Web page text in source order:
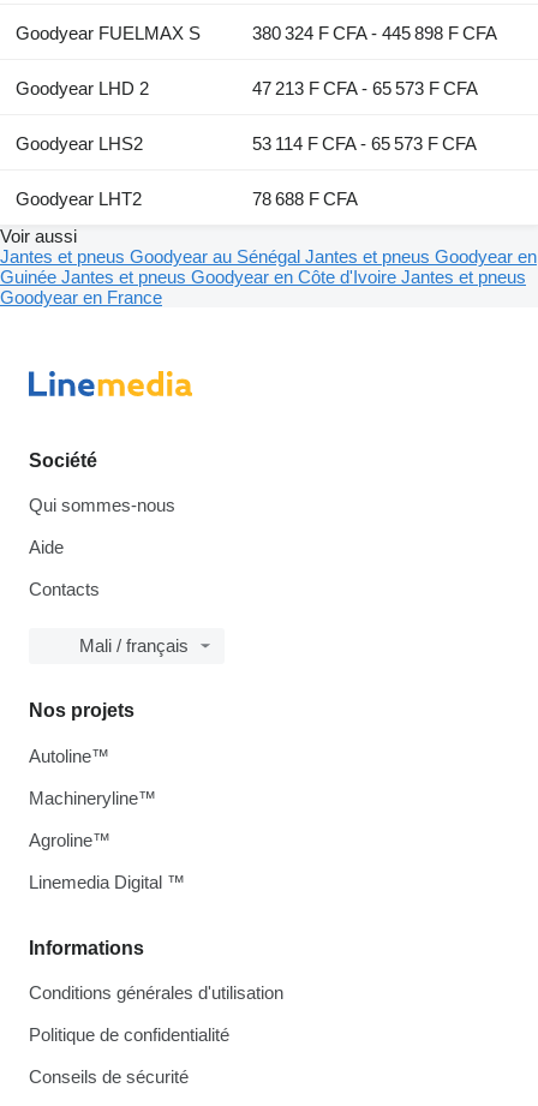
Goodyear FUELMAX S 380 324 F CFA - 445 898 F CFA
Goodyear LHD 2 47 213 F CFA - 65 573 F CFA
Goodyear LHS2 53 114 F CFA - 65 573 F CFA
Goodyear LHT2
78 688 F CFA
Voir aussi
Jantes et pneus Goodyear au Sénégal Jantes et pneus Goodyear en
Guinée Jantes et pneus Goodyear en Côte d'Ivoire Jantes et pneus
Goodyear en France
Société
Qui sommes-nous
Aide
Contacts
Mali / français
Informations
Conditions générales d'utilisation
Politique de confidentialité
Conseils de sécurité
Nos projets
Autoline™
Machineryline™
Agroline™
Linemedia Digital ™